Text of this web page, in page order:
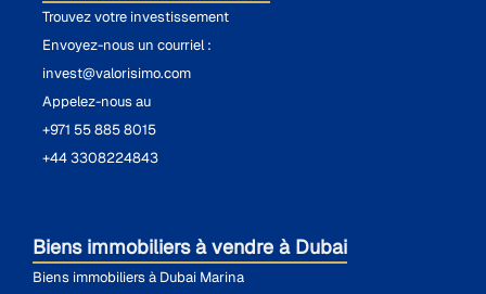
Trouvez votre investissement
Envoyez-nous un courriel :
invest@valorisimo.com
Appelez-nous au
+971 55 885 8015
+44 3308224843
Biens immobiliers à vendre à Dubai
Biens immobiliers à Dubai Marina